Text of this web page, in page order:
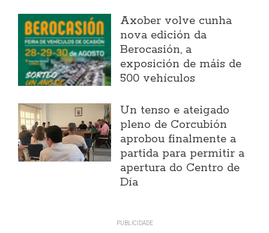
Axober volve cunha
nova edición da
Berocasión, a
exposición de máis de
500 vehículos
Un tenso e ateigado
pleno de Corcubión
aprobou finalmente a
partida para permitir a
apertura do Centro de
Día